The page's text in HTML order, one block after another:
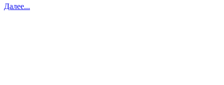
Далее...